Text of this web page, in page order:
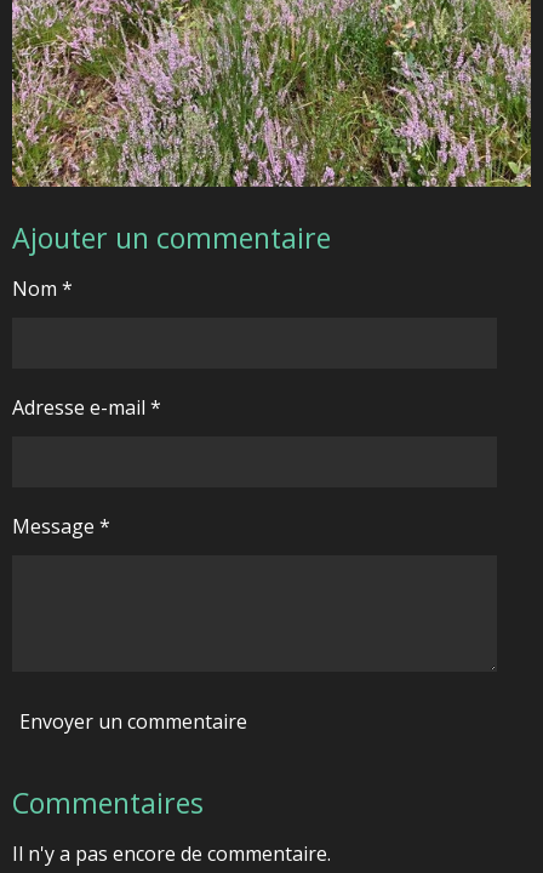
Ajouter un commentaire
Nom *
Adresse e-mail *
Message *
Envoyer un commentaire
Commentaires
Il n'y a pas encore de commentaire.